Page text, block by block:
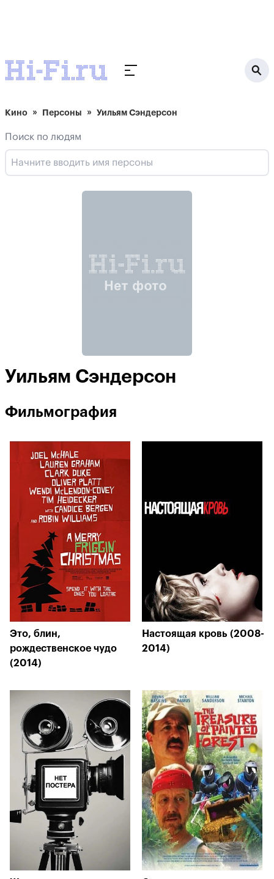
Кино Персоны Уильям Сэндерсон
Поиск по людям
Уильям Сэндерсон
Фильмография
Это, блин,
рождественское чудо
(2014)
Настоящая кровь (2008-
2014)